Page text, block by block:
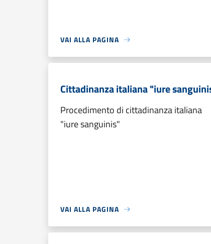
VAI ALLA PAGINA
Cittadinanza italiana "iure
Procedimento di cittadinanza italiana
"iure sanguinis"
VAI ALLA PAGINA